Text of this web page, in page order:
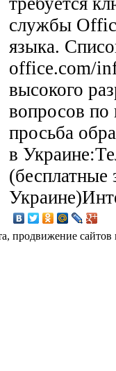
службы
языка.
office.com/
высокого
вопросов по
просьба
в
(бесплатные
продвижение сайтов